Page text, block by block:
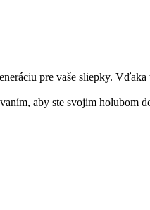
pre vaše sliepky.
aby ste svojim holubom